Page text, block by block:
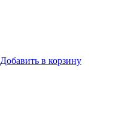
Добавить в корзину